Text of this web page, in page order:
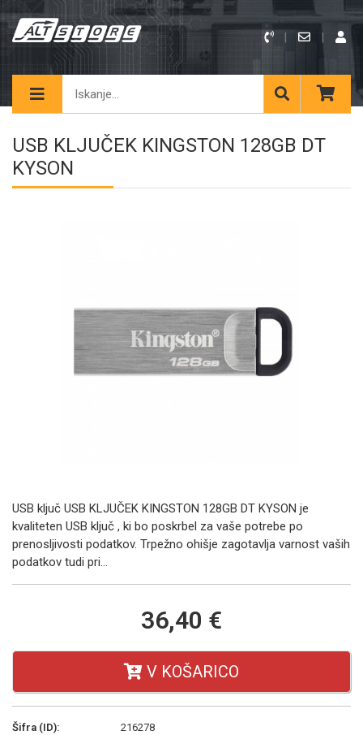
USB KLJUČEK KINGSTON 128GB DT
KYSON
USB ključ USB KLJUČEK KINGSTON 128GB DT KYSON je
kvaliteten USB ključ , ki bo poskrbel za vaše potrebe po
prenosljivosti podatkov. Trpežno ohišje zagotavlja varnost vaših
podatkov tudi pri...
36,40 €
V KOŠARICO
Šifra (ID):
216278